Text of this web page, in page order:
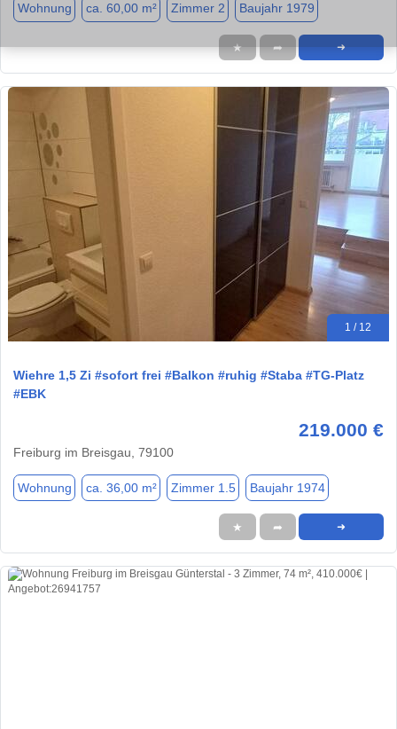
Wohnung ca. 60,00 m² Zimmer 2 Baujahr 1979
★ ➦ ➜
1 / 12
Wiehre 1,5 Zi #sofort frei #Balkon #ruhig #Staba #TG-Platz
#EBK
219.000 €
Freiburg im Breisgau, 79100
Wohnung ca. 36,00 m² Zimmer 1.5 Baujahr 1974
★ ➦ ➜